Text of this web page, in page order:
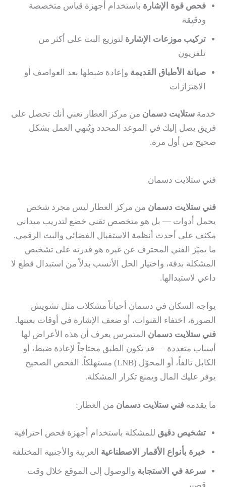
فحص قوة الإشارة باستخدام أجهزة قياس متخصصة
ودقيقة
تركيب موزعات الإشارة لتوزيع البث على أكثر من
تلفزيون
صيانة الأطباق القديمة وإعادة ضبطها بعد العواصف أو
الاهتزازات
خدمة ستلايت دسمان من مركز العطار تعني أنك تحصل على
فريق يصل إليك في الموعد المحدد ويُنهي العمل بشكل
صحيح من أول مرة.
فني ستلايت دسمان
فني ستلايت دسمان من مركز العطار ليس مجرد شخص
يحمل أدوات — بل هو متخصص تقني خضع لتدريب ميداني
مكثف على أحدث أنظمة الاستقبال الفضائي والبث الرقمي.
ما يميّز الفني المحترف عن غيره هو قدرته على تشخيص
المشكلة بدقة، واختيار الحل الأنسب بدلاً من استبدال قطع لا
داعي لاستبدالها.
يواجه السكان في دسمان أحياناً مشكلات مثل تشويش
الصورة، اختفاء القنوات، أو ضعف الإشارة في أوقات بعينها.
فني ستلايت دسمان المتمرس يعرف أن هذه الأعراض لها
أسباب متعددة — قد تكون الطبق محتاجاً لإعادة ضبط، أو
الكابل تالفاً، أو المحوّل (LNB) مستهلكاً. الفحص الصحيح
يوفر عليك المال ويمنع تكرار المشكلة.
ما يقدمه فني ستلايت دسمان من العطار:
تشخيص دقيق للمشكلة باستخدام أجهزة فحص احترافية
خبرة بأنواع الأقمار الاصطناعية العربية والأجنبية المختلفة
سرعة في الاستجابة والوصول إلى الموقع خلال وقت